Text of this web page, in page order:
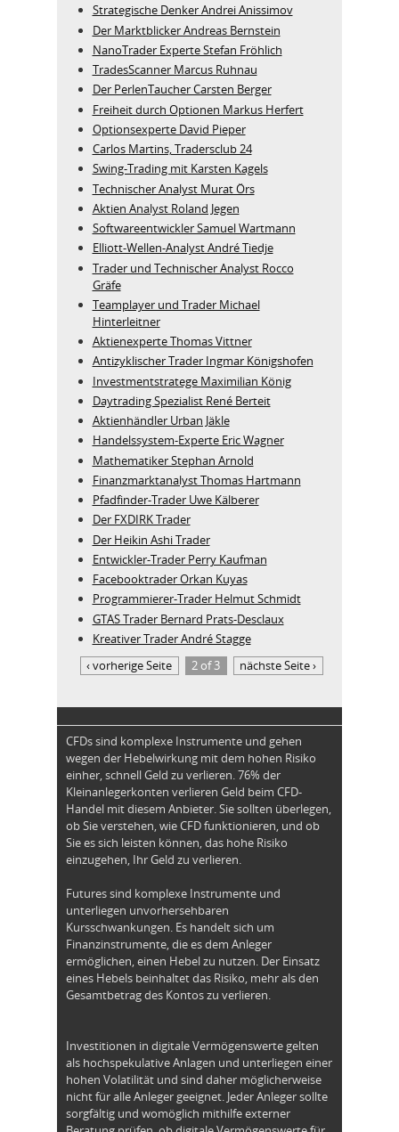
Strategische Denker Andrei Anissimov
Der Marktblicker Andreas Bernstein
NanoTrader Experte Stefan Fröhlich
TradesScanner Marcus Ruhnau
Der PerlenTaucher Carsten Berger
Freiheit durch Optionen Markus Herfert
Optionsexperte David Pieper
Carlos Martins, Tradersclub 24
Swing-Trading mit Karsten Kagels
Technischer Analyst Murat Örs
Aktien Analyst Roland Jegen
Softwareentwickler Samuel Wartmann
Elliott-Wellen-Analyst André Tiedje
Trader und Technischer Analyst Rocco
Gräfe
Teamplayer und Trader Michael
Hinterleitner
Aktienexperte Thomas Vittner
Antizyklischer Trader Ingmar Königshofen
Investmentstratege Maximilian König
Daytrading Spezialist René Berteit
Aktienhändler Urban Jäkle
Handelssystem-Experte Eric Wagner
Mathematiker Stephan Arnold
Finanzmarktanalyst Thomas Hartmann
Pfadfinder-Trader Uwe Kälberer
Der FXDIRK Trader
Der Heikin Ashi Trader
Entwickler-Trader Perry Kaufman
Facebooktrader Orkan Kuyas
Programmierer-Trader Helmut Schmidt
GTAS Trader Bernard Prats-Desclaux
Kreativer Trader André Stagge
‹ vorherige Seite
2 of 3 nächste Seite ›
CFDs sind komplexe Instrumente und gehen
wegen der Hebelwirkung mit dem hohen Risiko
einher, schnell Geld zu verlieren. 76% der
Kleinanlegerkonten verlieren Geld beim CFD-
Handel mit diesem Anbieter. Sie sollten überlegen,
ob Sie verstehen, wie CFD funktionieren, und ob
Sie es sich leisten können, das hohe Risiko
einzugehen, Ihr Geld zu verlieren.
Futures sind komplexe Instrumente und
unterliegen unvorhersehbaren
Kursschwankungen. Es handelt sich um
Finanzinstrumente, die es dem Anleger
ermöglichen, einen Hebel zu nutzen. Der Einsatz
eines Hebels beinhaltet das Risiko, mehr als den
Gesamtbetrag des Kontos zu verlieren.
Investitionen in digitale Vermögenswerte gelten
als hochspekulative Anlagen und unterliegen einer
hohen Volatilität und sind daher möglicherweise
nicht für alle Anleger geeignet. Jeder Anleger sollte
sorgfältig und womöglich mithilfe externer